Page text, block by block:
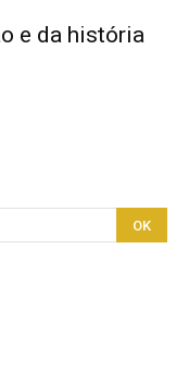
e da história